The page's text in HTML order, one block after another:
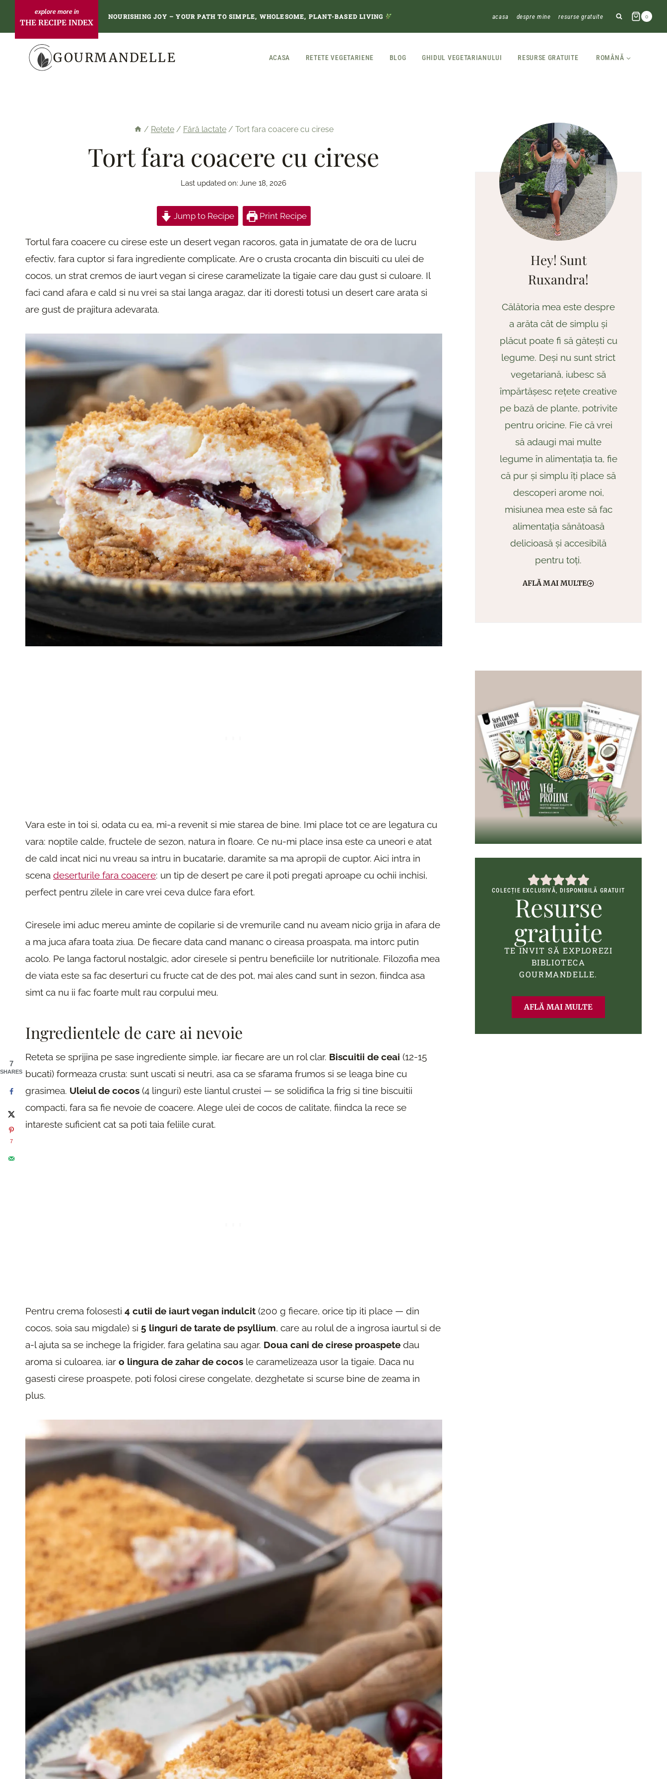
content
THE RECIPE INDEX
NOURISHING JOY – YOUR PATH TO SIMPLE, WHOLESOME, PLANT-BASED LIVING acasa despre mine resurse gratuite 0
GOURMANDELLE ACASA RETETE VEGETARIENE BLOG GHIDUL VEGETARIANULUI RESURSE GRATUITE ROMÂNĂ
/ Rețete / Fără lactate / Tort fara coacere cu cirese
Tort fara coacere cu cirese
Last updated on: June 18, 2026
Jump to Recipe Print Recipe
Tortul fara coacere cu cirese este un desert vegan racoros, gata in jumatate de ora de lucru
efectiv, fara cuptor si fara ingrediente complicate. Are o crusta crocanta din biscuiti cu ulei de
cocos, un strat cremos de iaurt vegan si cirese caramelizate la tigaie care dau gust si culoare. Il
faci cand afara e cald si nu vrei sa stai langa aragaz, dar iti doresti totusi un desert care arata si
are gust de prajitura adevarata.
Vara este in toi si, odata cu ea, mi-a revenit si mie starea de bine. Imi place tot ce are legatura cu
vara: noptile calde, fructele de sezon, natura in floare. Ce nu-mi place insa este ca uneori e atat
de cald incat nici nu vreau sa intru in bucatarie, daramite sa ma apropii de cuptor. Aici intra in
scena deserturile fara coacere: un tip de desert pe care il poti pregati aproape cu ochii inchisi,
perfect pentru zilele in care vrei ceva dulce fara efort.
Ciresele imi aduc mereu aminte de copilarie si de vremurile cand nu aveam nicio grija in afara de
a ma juca afara toata ziua. De fiecare data cand mananc o cireasa proaspata, ma intorc putin
acolo. Pe langa factorul nostalgic, ador ciresele si pentru beneficiile lor nutritionale. Filozofia mea
de viata este sa fac deserturi cu fructe cat de des pot, mai ales cand sunt in sezon, fiindca asa
simt ca nu ii fac foarte mult rau corpului meu.
Ingredientele de care ai nevoie
Reteta se sprijina pe sase ingrediente simple, iar fiecare are un rol clar. Biscuitii de ceai (12-15
bucati) formeaza crusta: sunt uscati si neutri, asa ca se sfarama frumos si se leaga bine cu
grasimea. Uleiul de cocos (4 linguri) este liantul crustei — se solidifica la frig si tine biscuitii
compacti, fara sa fie nevoie de coacere. Alege ulei de cocos de calitate, fiindca la rece se
intareste suficient cat sa poti taia feliile curat.
Pentru crema folosesti 4 cutii de iaurt vegan indulcit (200 g fiecare, orice tip iti place — din
cocos, soia sau migdale) si 5 linguri de tarate de psyllium, care au rolul de a ingrosa iaurtul si de
a-l ajuta sa se inchege la frigider, fara gelatina sau agar. Doua cani de cirese proaspete dau
aroma si culoarea, iar o lingura de zahar de cocos le caramelizeaza usor la tigaie. Daca nu
gasesti cirese proaspete, poti folosi cirese congelate, dezghetate si scurse bine de zeama in
plus.
Hey! Sunt
Ruxandra!
Călătoria mea este despre
a arăta cât de simplu și
plăcut poate fi să gătești cu
legume. Deși nu sunt strict
vegetariană, iubesc să
împărtășesc rețete creative
pe bază de plante, potrivite
pentru oricine. Fie că vrei
să adaugi mai multe
legume în alimentația ta, fie
că pur și simplu îți place să
descoperi arome noi,
misiunea mea este să fac
alimentația sănătoasă
delicioasă și accesibilă
pentru toți.
AFLĂ MAI MULTE
COLECȚIE EXCLUSIVĂ, DISPONIBILĂ GRATUIT
Resurse
gratuite
TE INVIT SĂ EXPLOREZI
BIBLIOTECA
GOURMANDELLE.
AFLĂ MAI MULTE
7
SHARES
7